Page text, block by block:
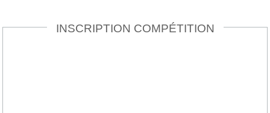
INSCRIPTION COMPÉTITION